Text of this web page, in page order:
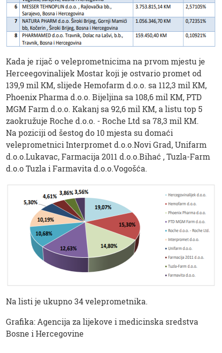
Kada je rijač o veleprometnicima na prvom mjestu je
Herceegovinalijek Mostar koji je ostvario promet od
139,9 mil KM, slijede Hemofarm d.o.o. sa 112,3 mil KM,
Phoenix Pharma d.o.o. Bijeljina sa 108,6 mil KM, PTD
MGM Farm d.o.o. Kakanj sa 92,6 mil KM, a listu top 5
zaokružuje Roche d.o.o. - Roche Ltd sa 78,3 mil KM.
Na poziciji od šestog do 10 mjesta su domaći
veleprometnici Interpromet d.o.o.Novi Grad, Unifarm
d.o.o.Lukavac, Farmacija 2011 d.o.o.Bihać , Tuzla-Farm
d.o.o Tuzla i Farmavita d.o.o.Vogošća.
Na listi je ukupno 34 veleprometnika.
Grafika: Agencija za lijekove i medicinska sredstva
Bosne i Hercegovine